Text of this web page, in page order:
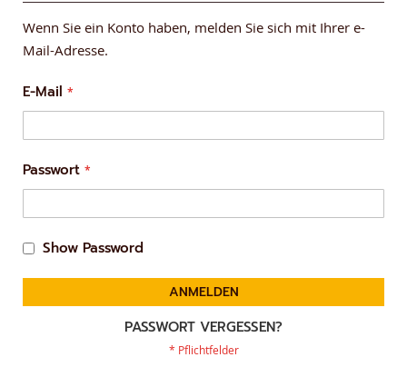
Wenn Sie ein Konto haben, melden Sie sich mit Ihrer e-
Mail-Adresse.
E-Mail
Passwort
Show Password
ANMELDEN
PASSWORT VERGESSEN?